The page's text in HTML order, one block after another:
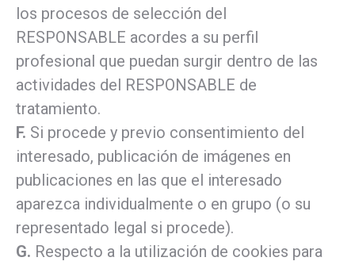
los procesos de selección del
RESPONSABLE acordes a su perfil
profesional que puedan surgir dentro de las
actividades del RESPONSABLE de
tratamiento.
F. Si procede y previo consentimiento del
interesado, publicación de imágenes en
publicaciones en las que el interesado
aparezca individualmente o en grupo (o su
representado legal si procede).
G. Respecto a la utilización de cookies para